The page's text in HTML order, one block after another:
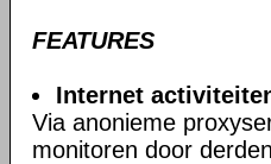
FEATURES
Internet
Via anonieme
monitoren door